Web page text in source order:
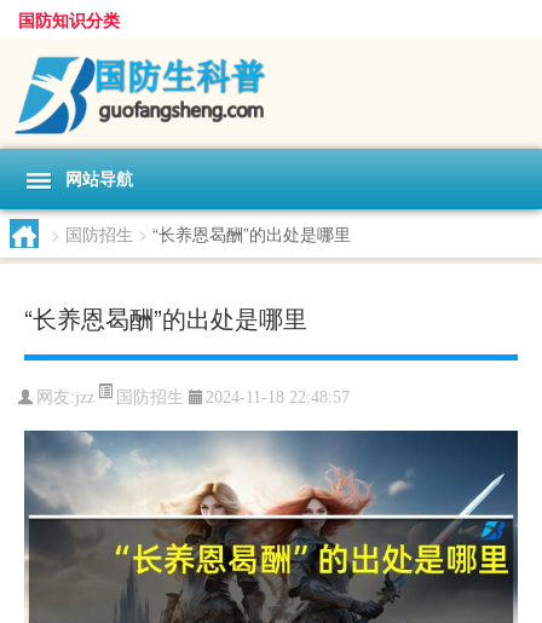
国防知识分类
网站导航
> 国防招生 > “长养恩曷酬”的出处是哪里
“长养恩曷酬”的出处是哪里
网友:jzz 国防招生 2024-11-18 22:48:57